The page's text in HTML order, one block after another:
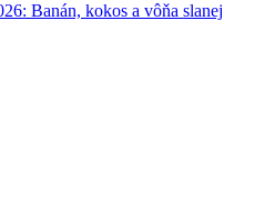
Banán, kokos a vôňa slanej